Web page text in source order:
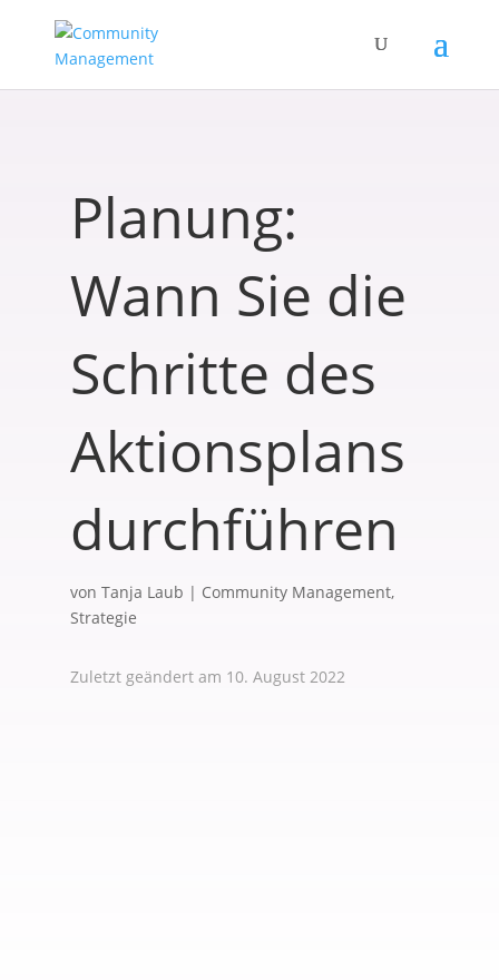
Planung:
Wann Sie die
Schritte des
Aktionsplans
durchführen
von Tanja Laub | Community Management,
Strategie
Zuletzt geändert am 10. August 2022